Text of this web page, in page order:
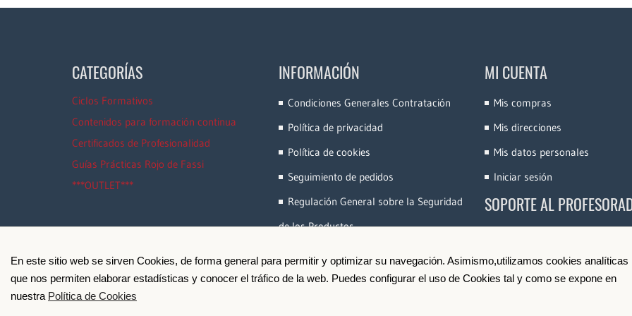
En este sitio web se sirven Cookies, de forma general para permitir y optimizar su navegación. Asimismo,utilizamos cookies analíticas
que nos permiten elaborar estadísticas y conocer el tráfico de la web. Puedes configurar el uso de Cookies tal y como se expone en
nuestra Política de Cookies
CATEGORÍAS
Ciclos Formativos
Contenidos para formación continua
Certificados de Profesionalidad
Guías Prácticas Rojo de Fassi
***OUTLET***
INFORMACIÓN
Condiciones Generales Contratación
Política de privacidad
Política de cookies
Seguimiento de pedidos
Regulación General sobre la Seguridad
de los Productos
MI CUENTA
Mis compras
Mis direcciones
Mis datos personales
Iniciar sesión
SOPORTE AL
Conoce e-Videocinco
Darse de Alta